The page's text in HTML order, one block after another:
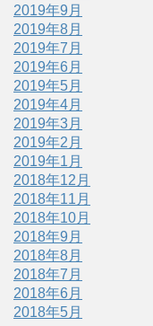
2019年9月
2019年8月
2019年7月
2019年6月
2019年5月
2019年4月
2019年3月
2019年2月
2019年1月
2018年12月
2018年11月
2018年10月
2018年9月
2018年8月
2018年7月
2018年6月
2018年5月